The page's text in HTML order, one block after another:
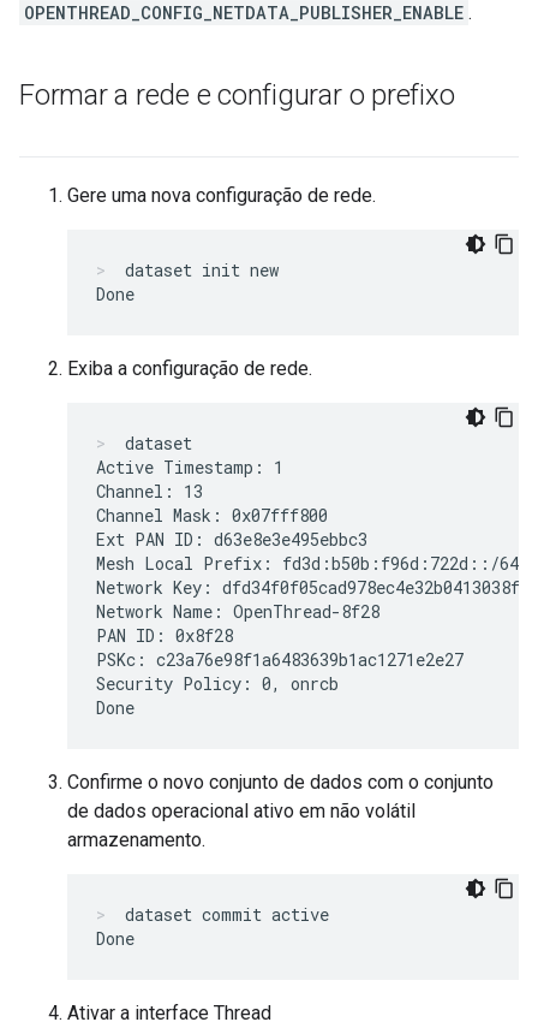
OPENTHREAD_CONFIG_NETDATA_PUBLISHER_ENABLE .
Formar a rede e configurar o prefixo
Gere uma nova configuração de rede.
dataset init new
Exiba a configuração de rede.
dataset
Active Timestamp: 1
Channel: 13
Channel Mask: 0x07fff800
Ext PAN ID: d63e8e3e495ebbc3
Mesh Local Prefix: fd3d:b50b:f96d:722d::/64
Network Key: dfd34f0f05cad978ec4e32b0413038ff
Network Name: OpenThread-8f28
PAN ID: 0x8f28
PSKc: c23a76e98f1a6483639b1ac1271e2e27
Security Policy: 0, onrcb
Confirme o novo conjunto de dados com o conjunto
de dados operacional ativo em não volátil
armazenamento.
dataset commit active
Ativar a interface Thread